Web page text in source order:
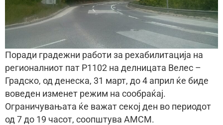
Поради градежни работи за рехабилитација на
регионалниот пат Р1102 на делницата Велес –
Градско, од денеска, 31 март, до 4 април ќе биде
воведен изменет режим на сообраќај.
Ограничувањата ќе важат секој ден во периодот
од 7 до 19 часот, соопштува АМСМ.